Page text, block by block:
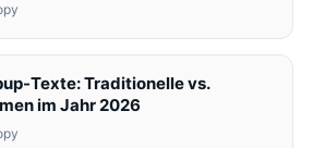
Texte: Traditionelle vs.
im Jahr 2026